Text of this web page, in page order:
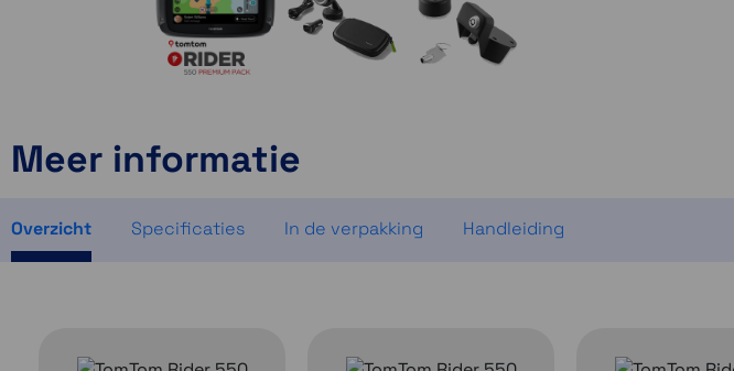
Meer informatie
Overzicht Specificaties In de verpakking Handleiding